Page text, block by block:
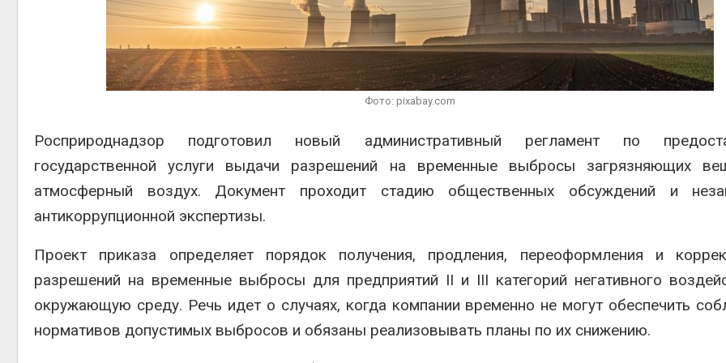
Фото: pixabay.com
Росприроднадзор подготовил новый административный регламент по
государственной услуги выдачи разрешений на временные выбросы загрязняющих
атмосферный воздух. Документ проходит стадию общественных обсуждений и
антикоррупционной экспертизы.
Проект приказа определяет порядок получения, продления, переоформления и
разрешений на временные выбросы для предприятий II и III категорий негативного
окружающую среду. Речь идет о случаях, когда компании временно не могут обеспечить
нормативов допустимых выбросов и обязаны реализовывать планы по их снижению.
отслеживать
перемещения
выпущенных соколов-балобанов
Авг 5, 2026
Минприроды утвердило
Авг 5, 2026
солнечных панелей для
бизнеса
Авг 6, 2026
Москвариум отметит 11-
летие трёхдневным
фестивалем
перевод
на газ
Авг 5, 2026
В Японии высаживают
леса для защиты от